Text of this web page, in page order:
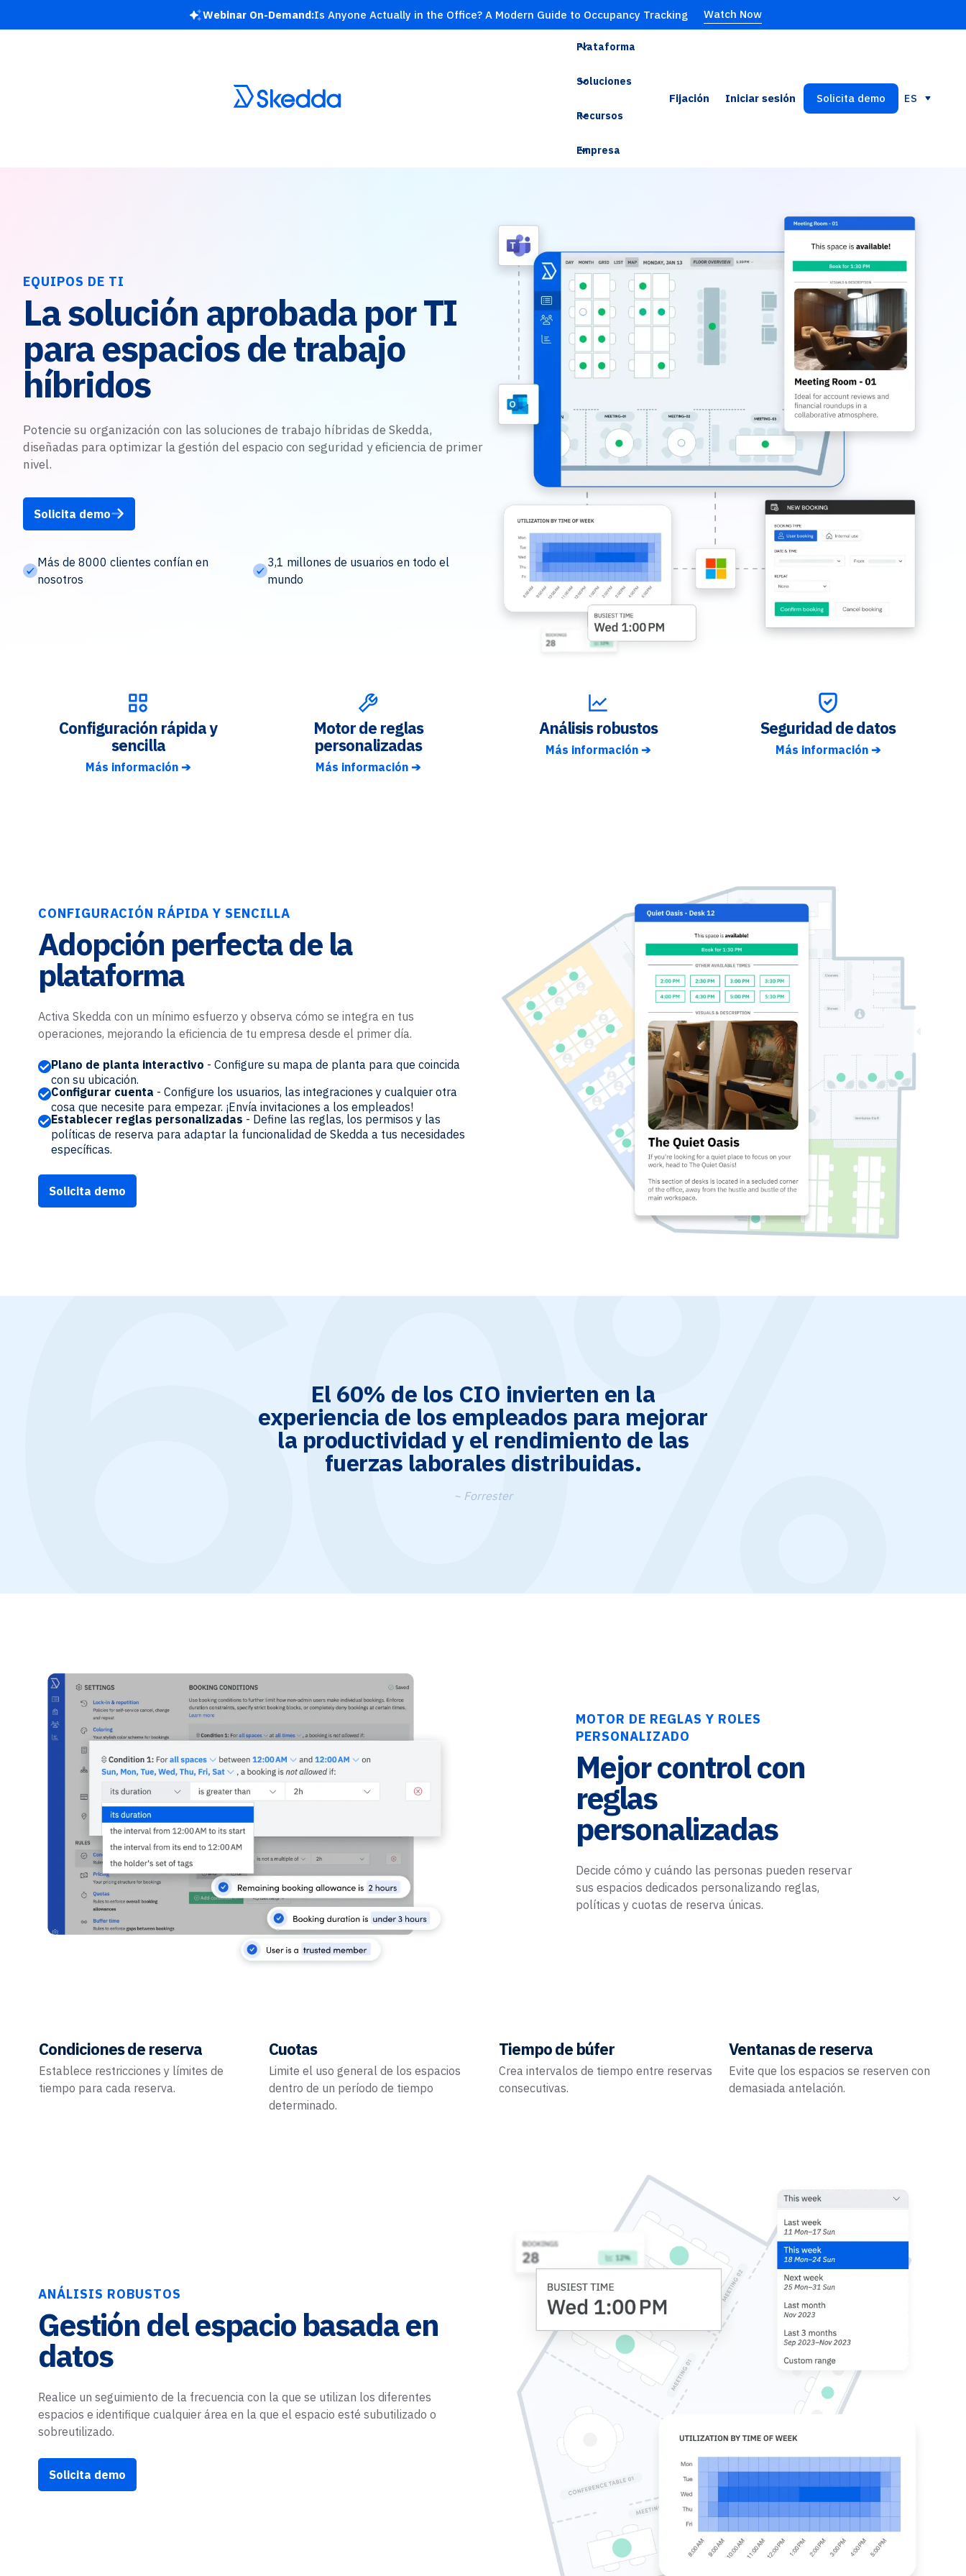
Webinar On-Demand:Is Anyone Actually in the Office? A Modern Guide to Occupancy Tracking Watch Now
Plataforma
Soluciones
Recursos
Empresa
Fijación Iniciar sesión Solicita demo ES
EQUIPOS DE TI
La solución aprobada por TI
para espacios de trabajo
híbridos
Potencie su organización con las soluciones de trabajo híbridas de Skedda,
diseñadas para optimizar la gestión del espacio con seguridad y eficiencia de primer
nivel.
Solicita demo
Más de 8000 clientes confían en
nosotros
3,1 millones de usuarios en todo el
mundo
Configuración rápida y
sencilla
Más información ➔
Motor de reglas
personalizadas
Más información ➔
Análisis robustos
Más información ➔
Seguridad de datos
Más información ➔
CONFIGURACIÓN RÁPIDA Y SENCILLA
Adopción perfecta de la
plataforma
Activa Skedda con un mínimo esfuerzo y observa cómo se integra en tus
operaciones, mejorando la eficiencia de tu empresa desde el primer día.
Plano de planta interactivo - Configure su mapa de planta para que coincida
con su ubicación.
Configurar cuenta - Configure los usuarios, las integraciones y cualquier otra
cosa que necesite para empezar. ¡Envía invitaciones a los empleados!
Establecer reglas personalizadas - Define las reglas, los permisos y las
políticas de reserva para adaptar la funcionalidad de Skedda a tus necesidades
específicas.
Solicita demo
El 60% de los CIO invierten en la
experiencia de los empleados para mejorar
la productividad y el rendimiento de las
fuerzas laborales distribuidas.
~ Forrester
MOTOR DE REGLAS Y ROLES
PERSONALIZADO
Mejor control con
reglas
personalizadas
Decide cómo y cuándo las personas pueden reservar
sus espacios dedicados personalizando reglas,
políticas y cuotas de reserva únicas.
Condiciones de reserva
Establece restricciones y límites de
tiempo para cada reserva.
Cuotas
Limite el uso general de los espacios
dentro de un período de tiempo
determinado.
Tiempo de búfer
Crea intervalos de tiempo entre reservas
consecutivas.
Ventanas de reserva
Evite que los espacios se reserven con
demasiada antelación.
ANÁLISIS ROBUSTOS
Gestión del espacio basada en
datos
Realice un seguimiento de la frecuencia con la que se utilizan los diferentes
espacios e identifique cualquier área en la que el espacio esté subutilizado o
sobreutilizado.
Solicita demo